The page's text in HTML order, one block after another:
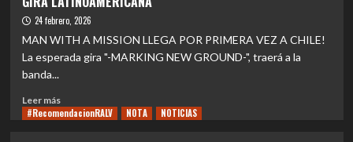
24 febrero, 2026
MAN WITH A MISSION LLEGA POR PRIMERA VEZ A CHILE!
La esperada gira "-MARKING NEW GROUND-", traerá a la
banda...
Leer másLeer
más
#RecomendacionRALV NOTA NOTICIAS